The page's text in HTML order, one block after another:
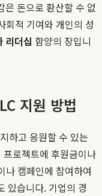
은 돈으로 환산할 수 없
회적 기여와 개인의 성
리더십 함양의 장입니
지원 방법
하고 응원할 수 있는
로젝트에 후원금이나
나 캠페인에 참여하여
있습니다. 기업의 경